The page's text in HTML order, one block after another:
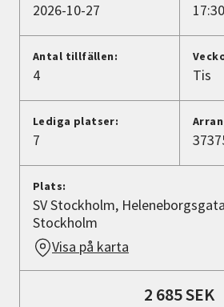
Lyssna
2026-10-27
Antal tillfällen:
4 Tis
Lediga platser:
7
Plats:
SV Stockholm,
Stockholm
Visa på karta
2 685 SEK